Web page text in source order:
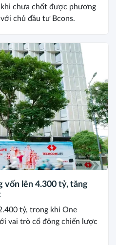
chưa chốt được phương
chủ đầu tư Bcons.
vốn lên 4.300 tỷ, tăng
tỷ, trong khi One
vai trò cổ đông chiến lược